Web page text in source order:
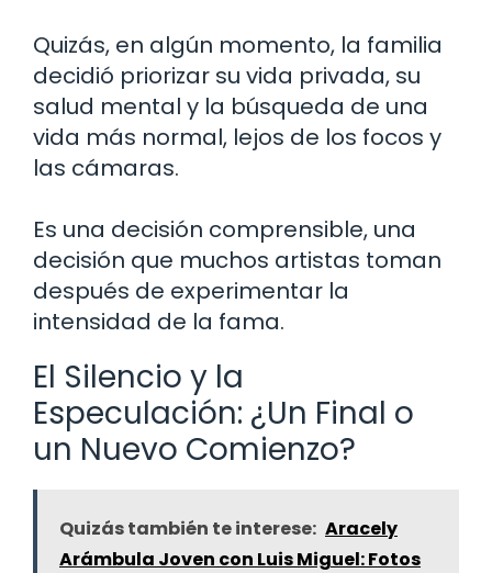
Quizás, en algún momento, la familia
decidió priorizar su vida privada, su
salud mental y la búsqueda de una
vida más normal, lejos de los focos y
las cámaras.
Es una decisión comprensible, una
decisión que muchos artistas toman
después de experimentar la
intensidad de la fama.
El Silencio y la
Especulación: ¿Un Final o
un Nuevo Comienzo?
Quizás también te interese: Aracely
Arámbula Joven con Luis Miguel: Fotos